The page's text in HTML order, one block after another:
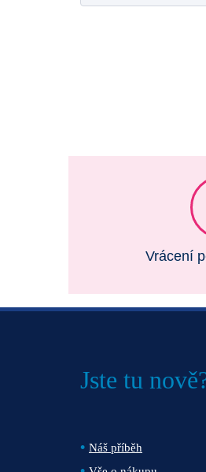
Vrácení
Jste tu
Náš příběh